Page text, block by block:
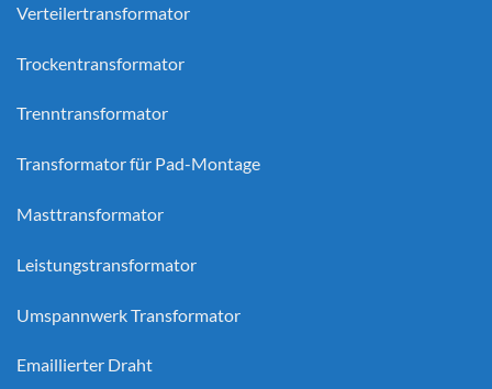
Verteilertransformator
Trockentransformator
Trenntransformator
Transformator für Pad-Montage
Masttransformator
Leistungstransformator
Umspannwerk Transformator
Emaillierter Draht